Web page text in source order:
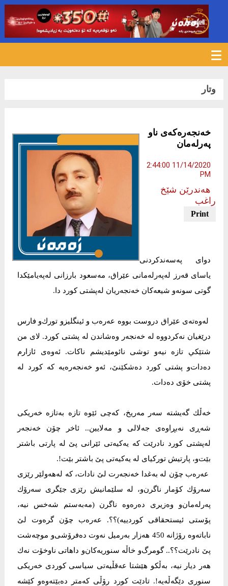
وتار
خەنجەرەكەی ناو
پەرلەمان
11/14/2020 2:44:00
PM
هەندرێن شێخ
راغب
دوای پەسەندكردنی
یاسای قەرز لەپەرلەمانی عێراق، مەسعود بارزانی لەپەیامێكدا
گوتی سونەو شیعەكان خەنجەریان لەپشتی كورد دا.
لەوەتەی عێراق دروست بووە عەرەب و ئینگلیزو تورك‌و فارس
درێغیان نەكردووە لە خەنجەر وەشاندن لە پشتی كورد. لای من
شتێكي تازە نیەو توشی نائومێدیشم ناكات. ئەوەی ئازارم
دەدات‌و پشتی كورد دەشكێنێ، ئەو خەنجەرەیە كە كورد لە
پشتی خۆی دەدات.
خەڵك گەیشتە سەر مەریخ، كەچی ئێوە تازە بەتازە خەریكی
شەڕی نەبڕاوەی جەلالی و مەلایین.. ئاخر چۆن خەنجەر
لەپشتی كورد نادرێت كە یەكیەتی ئێرانی پێ لە پارتی باشتر
بێت‌و، پارتیش توركیای لە یەكیەتی پێ باشتر بێت!.
عەرەب چۆن لە بەغدا خەنجەرت لێ نادات، كە لەهەولێر رێزی
سەرۆك كۆمار ناگرن‌و، لە سلێمانیش رێزی جێگری سەرۆك
پەرلەمان‌و وەزیری دەرەوە ناگرن (مەبەستم شەخس نیە،
پۆستی ئیستحقاقی كوردییە)؟؟. عەرەب چۆن گرەوت لێ
ناباتەوە رۆژانە 450 هەزار بەرمیل نەوت دەفرۆشی‌و موچەشت
پێ نادرێت؟؟.. گومرگ‌و خاڵە سنوریەكان‌و داهاتی ناوخۆت نەك
هەر دیار نیە، بەڵكو هێشتا عەقڵیەتی سیاسی كوردی خەریكی
سنوری دێگەڵەیە!. تادێت كورد رۆڵی كەمتر دەبێتەوە‌و كێشە